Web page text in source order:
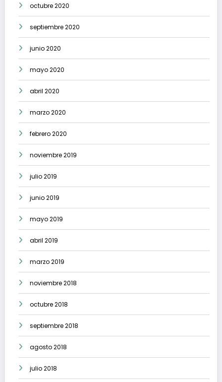
octubre 2020
septiembre 2020
junio 2020
mayo 2020
abril 2020
marzo 2020
febrero 2020
noviembre 2019
julio 2019
junio 2019
mayo 2019
abril 2019
marzo 2019
noviembre 2018
octubre 2018
septiembre 2018
agosto 2018
julio 2018